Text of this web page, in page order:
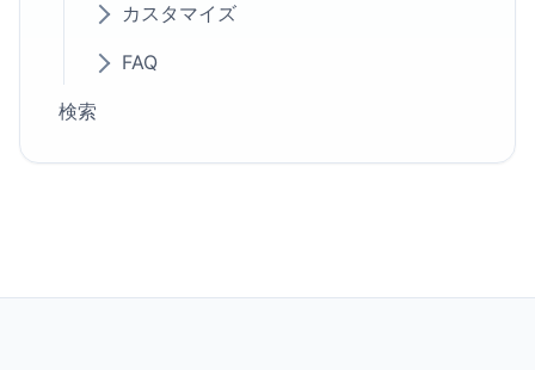
カスタマイズ
FAQ
検索